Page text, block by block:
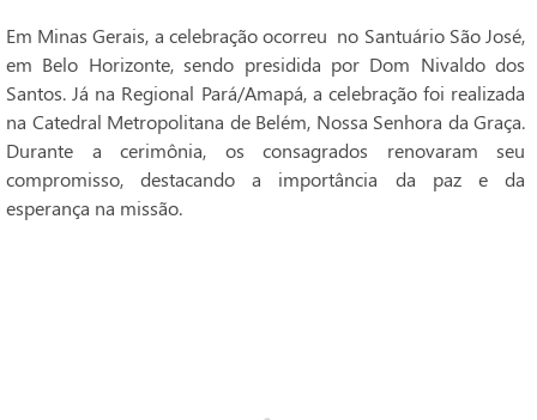
Em Minas Gerais, a celebração ocorreu no Santuário São José,
em Belo Horizonte, sendo presidida por Dom Nivaldo dos
Santos. Já na Regional Pará/Amapá, a celebração foi realizada
na Catedral Metropolitana de Belém, Nossa Senhora da Graça.
Durante a cerimônia, os consagrados renovaram seu
compromisso, destacando a importância da paz e da
esperança na missão.